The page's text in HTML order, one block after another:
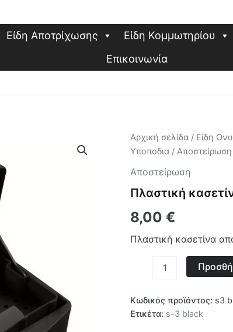
Είδη Αποτρίχωσης Είδη Κομμωτηρίου
Επικοινωνία
Αρχική σελίδα / Είδη
Υποποδια / Αποστείρωση
Αποστείρωση
Πλαστική
8,00 €
Πλαστική κασετίνα
Πλαστική
κασετίνα
αποστείρωσης
εργαλείων
Κωδικός προϊόντος: s3
Ετικέτα: s-3 black